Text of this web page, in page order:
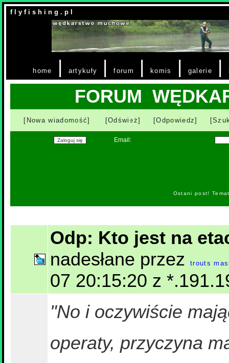
f l y f i s h i n g . p l
home | artykuły |forum | komis | galerie |
FORUM
[Nowa wiadomość] [Odśwież] [Odpowiedz]
Email:
Ostani post!
Odp: Kto jest na
nadesłane przez
trouts
07 20:15:20 z
"No i oczywiście
operaty, przyczyna